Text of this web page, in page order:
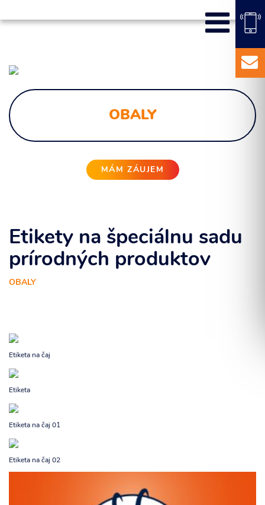
OBALY
MÁM ZÁUJEM
Etikety na špeciálnu sadu
prírodných produktov
OBALY
Etiketa na čaj
Etiketa
Etiketa na čaj 01
Etiketa na čaj 02
Content Marketing
Externý marketingový manažér pre vašu firmu